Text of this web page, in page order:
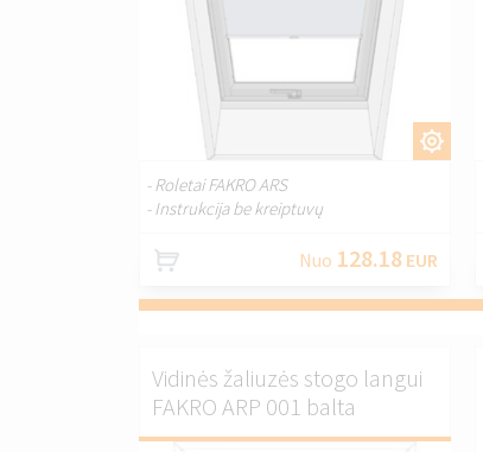
- Roletai FAKRO ARS
- Instrukcija be kreiptuvų
Nuo 128.18EUR
Vidinės žaliuzės stogo langui
FAKRO ARP 001 balta